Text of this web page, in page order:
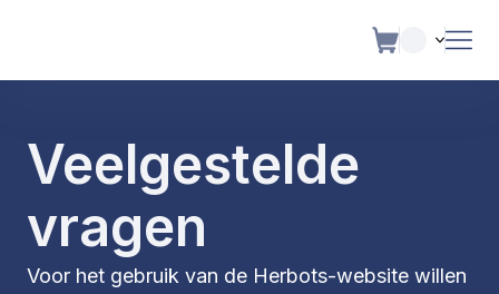
Veelgestelde
vragen
Voor het gebruik van de Herbots-website willen